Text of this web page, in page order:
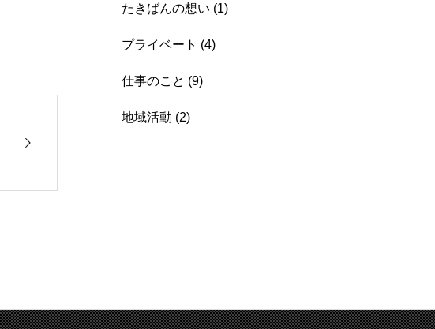
たきばんの想い (1)
プライベート (4)
仕事のこと (9)
地域活動 (2)